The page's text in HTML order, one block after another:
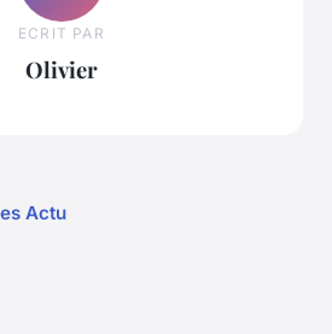
ECRIT PAR
Olivier
Actu